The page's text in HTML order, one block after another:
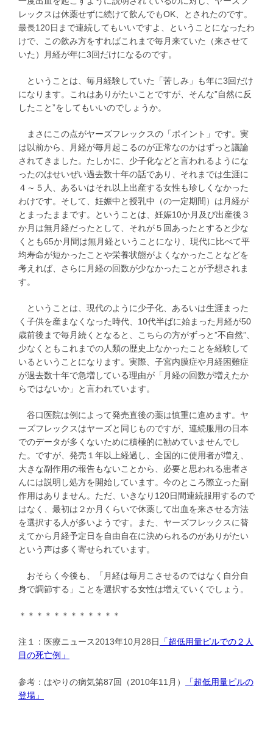
レックスは休薬せずに続けて飲んでもOK、とされたのです。
最長120日まで連続してもいいですよ、ということになったわ
けで、この飲み方をすればこれまで毎月来ていた（来させて
いた）月経が年に3回だけになるのです。
ということは、毎月経験していた「苦しみ」も年に3回だけ
になります。これはありがたいことですが、そんな”自然に反
したこと”をしてもいいのでしょうか。
まさにこの点がヤーズフレックスの「ポイント」です。実
は以前から、月経が毎月起こるのが正常なのかはずっと議論
されてきました。たしかに、少子化などと言われるようにな
ったのはせいぜい過去数十年の話であり、それまでは生涯に
４～５人、あるいはそれ以上出産する女性も珍しくなかった
わけです。そして、妊娠中と授乳中（の一定期間）は月経が
とまったままです。ということは、妊娠10か月及び出産後３
か月は無月経だったとして、それが５回あったとすると少な
くとも65か月間は無月経ということになり、現代に比べて平
均寿命が短かったことや栄養状態がよくなかったことなどを
考えれば、さらに月経の回数が少なかったことが予想されま
す。
ということは、現代のように少子化、あるいは生涯まった
く子供を産まなくなった時代、10代半ばに始まった月経が50
歳前後まで毎月続くとなると、こちらの方がずっと”不自然”、
少なくともこれまでの人類の歴史上なかったことを経験して
いるということになります。実際、子宮内膜症や月経困難症
が過去数十年で急増している理由が「月経の回数が増えたか
らではないか」と言われています。
谷口医院は例によって発売直後の薬は慎重に進めます。ヤ
ーズフレックスはヤーズと同じものですが、連続服用の日本
でのデータが多くないために積極的に勧めていませんでし
た。ですが、発売１年以上経過し、全国的に使用者が増え、
大きな副作用の報告もないことから、必要と思われる患者さ
んには説明し処方を開始しています。今のところ際立った副
作用はありません。ただ、いきなり120日間連続服用するので
はなく、最初は２か月くらいで休薬して出血を来させる方法
を選択する人が多いようです。また、ヤーズフレックスに替
えてから月経予定日を自由自在に決められるのがありがたい
という声は多く寄せられています。
おそらく今後も、「月経は毎月こさせるのではなく自分自
身で調節する」ことを選択する女性は増えていくでしょう。
＊＊＊＊＊＊＊＊＊＊＊＊
注１：医療ニュース2013年10月28日
「超低用量ピルでの２人
目の死亡例」
参考：はやりの病気第87回（2010年11月）
「超低用量ピルの
登場」